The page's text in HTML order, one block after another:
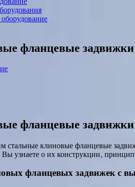
фланцевые
фланцевые
стальные клиновые фланцевые
узнаете о их конструкции‚
фланцевых задвижек с